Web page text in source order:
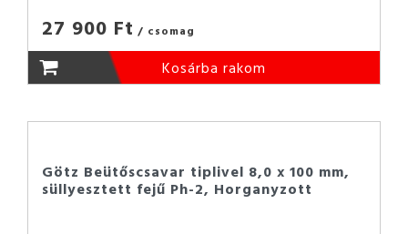
27 900 Ft / csomag
Kosárba rakom
Götz Beütőscsavar tiplivel 8,0 x 100 mm,
süllyesztett fejű Ph-2, Horganyzott